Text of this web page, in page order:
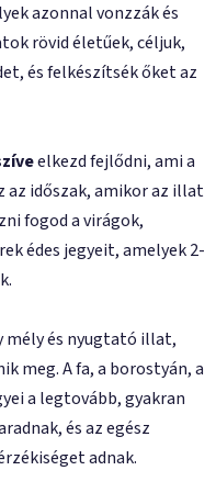
azonnal vonzzák és
rövid életűek, céljuk,
és felkészítsék őket az
elkezd fejlődni, ami a
az időszak, amikor az illat
fogod a virágok,
édes jegyeit, amelyek 2-
mély és nyugtató illat,
meg. A fa, a borostyán, a
a legtovább, gyakran
és az egész
adnak.